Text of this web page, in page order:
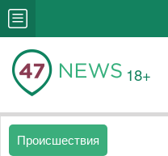
18+
Происшествия